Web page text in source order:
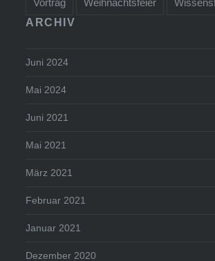
Vortrag Weihnachtsfeier
ARCHIV
Juni 2024
Mai 2024
Juni 2021
Mai 2021
März 2021
Februar 2021
Januar 2021
Dezember 2020